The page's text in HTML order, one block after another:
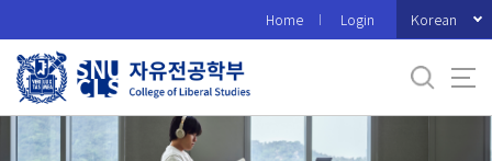
로
메
Home Login Korean